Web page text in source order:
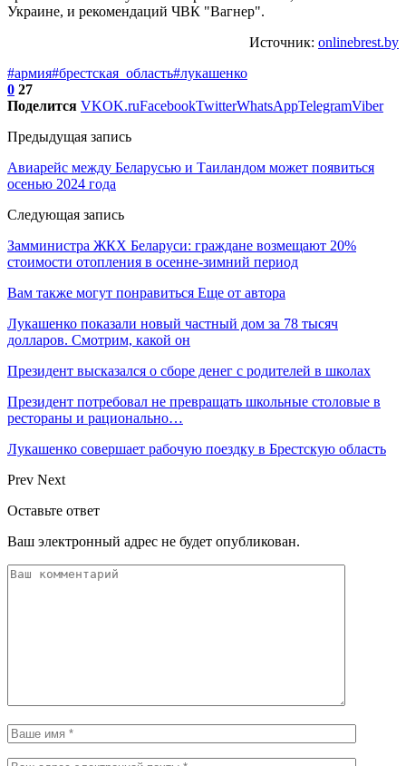
Украине, и рекомендаций ЧВК "Вагнер".
Источник: onlinebrest.by
#армия#брестская_область#лукашенко
0 27
Поделится VKOK.ruFacebookTwitterWhatsAppTelegramViber
Предыдущая запись
Авиарейс между Беларусью и Таиландом может появиться
осенью 2024 года
Следующая запись
Замминистра ЖКХ Беларуси: граждане возмещают 20%
стоимости отопления в осенне-зимний период
Вам также могут понравиться Еще от автора
Лукашенко показали новый частный дом за 78 тысяч
долларов. Смотрим, какой он
Президент высказался о сборе денег с родителей в школах
Президент потребовал не превращать школьные столовые в
рестораны и рационально…
Лукашенко совершает рабочую поездку в Брестскую область
Prev Next
Оставьте ответ
Ваш электронный адрес не будет опубликован.